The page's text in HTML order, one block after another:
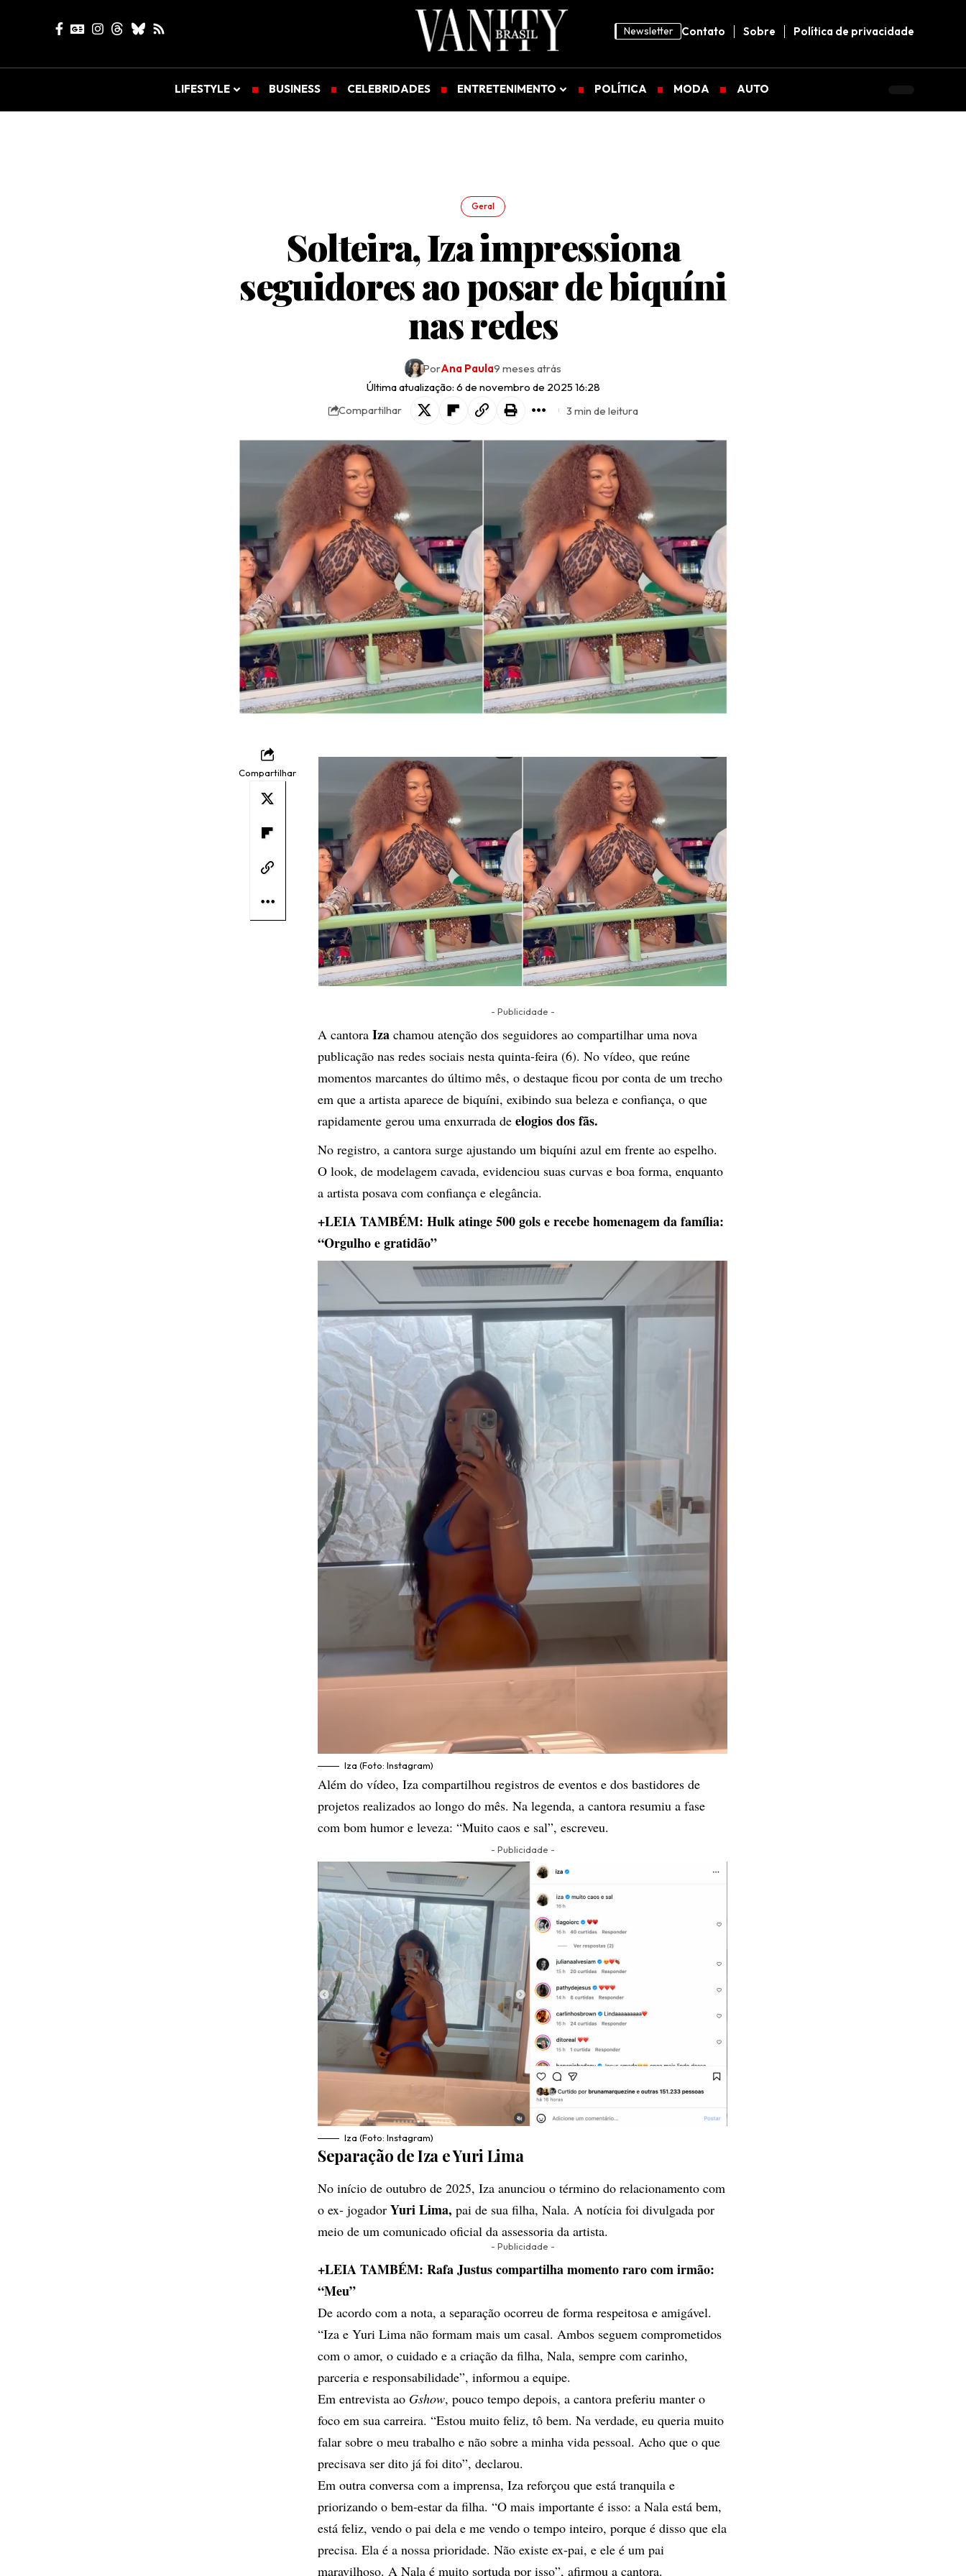
Newsletter Contato Sobre Política de privacidade
LIFESTYLE BUSINESS CELEBRIDADES ENTRETENIMENTO POLÍTICA MODA AUTO
Geral
Solteira, Iza impressiona
seguidores ao posar de biquíni
nas redes
Última atualização: 6 de novembro de 2025 16:28
PorAna Paula9 meses atrás
Compartilhar 3 min de leitura
Compartilhar
- Publicidade -
A cantora Iza chamou atenção dos seguidores ao compartilhar uma nova
publicação nas redes sociais nesta quinta-feira (6). No vídeo, que reúne
momentos marcantes do último mês, o destaque ficou por conta de um trecho
em que a artista aparece de biquíni, exibindo sua beleza e confiança, o que
rapidamente gerou uma enxurrada de elogios dos fãs.
No registro, a cantora surge ajustando um biquíni azul em frente ao espelho.
O look, de modelagem cavada, evidenciou suas curvas e boa forma, enquanto
a artista posava com confiança e elegância.
+LEIA TAMBÉM: Hulk atinge 500 gols e recebe homenagem da família:
“Orgulho e gratidão”
Iza (Foto: Instagram)
Além do vídeo, Iza compartilhou registros de eventos e dos bastidores de
projetos realizados ao longo do mês. Na legenda, a cantora resumiu a fase
com bom humor e leveza: “Muito caos e sal”, escreveu.
- Publicidade -
Iza (Foto: Instagram)
Separação de Iza e Yuri Lima
No início de outubro de 2025, Iza anunciou o término do relacionamento com
o ex- jogador Yuri Lima, pai de sua filha, Nala. A notícia foi divulgada por
meio de um comunicado oficial da assessoria da artista.
- Publicidade -
+LEIA TAMBÉM: Rafa Justus compartilha momento raro com irmão:
“Meu”
De acordo com a nota, a separação ocorreu de forma respeitosa e amigável.
“Iza e Yuri Lima não formam mais um casal. Ambos seguem comprometidos
com o amor, o cuidado e a criação da filha, Nala, sempre com carinho,
parceria e responsabilidade”, informou a equipe.
Em entrevista ao Gshow, pouco tempo depois, a cantora preferiu manter o
foco em sua carreira. “Estou muito feliz, tô bem. Na verdade, eu queria muito
falar sobre o meu trabalho e não sobre a minha vida pessoal. Acho que o que
precisava ser dito já foi dito”, declarou.
Em outra conversa com a imprensa, Iza reforçou que está tranquila e
priorizando o bem-estar da filha. “O mais importante é isso: a Nala está bem,
está feliz, vendo o pai dela e me vendo o tempo inteiro, porque é disso que ela
precisa. Ela é a nossa prioridade. Não existe ex-pai, e ele é um pai
maravilhoso. A Nala é muito sortuda por isso”, afirmou a cantora.